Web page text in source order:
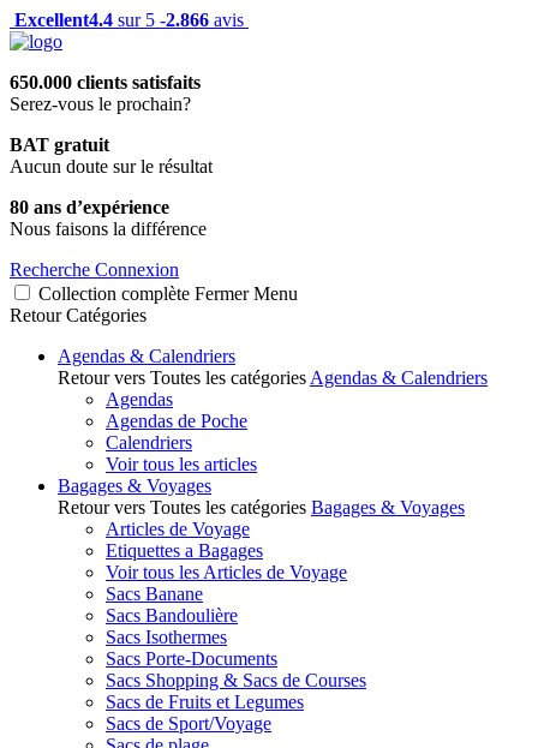
Excellent4.4 sur 5 -2.866 avis
650.000 clients satisfaits
Serez-vous le prochain?
BAT gratuit
Aucun doute sur le résultat
80 ans d’expérience
Nous faisons la différence
Recherche Connexion
Collection complète Fermer Menu
Retour Catégories
Agendas & Calendriers
Retour vers Toutes les catégories Agendas & Calendriers
Agendas
Agendas de Poche
Calendriers
Voir tous les articles
Bagages & Voyages
Retour vers Toutes les catégories Bagages & Voyages
Articles de Voyage
Etiquettes a Bagages
Voir tous les Articles de Voyage
Sacs Banane
Sacs Bandoulière
Sacs Isothermes
Sacs Porte-Documents
Sacs Shopping & Sacs de Courses
Sacs de Fruits et Legumes
Sacs de Sport/Voyage